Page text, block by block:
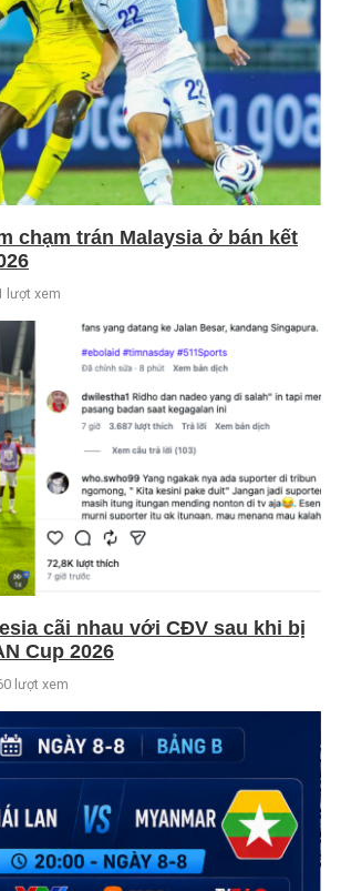
chạm trán Malaysia ở bán kết
lượt xem
cãi nhau với CĐV sau khi bị
Cup 2026
lượt xem